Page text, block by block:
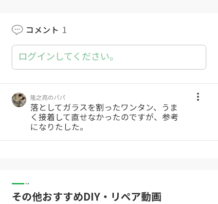
コメント 1
ログインしてください。
隆之亮のパパ
落としてガラスを割ったワンタン、うま
く接着して直せなかったのですが、参考
になりたした。
その他おすすめDIY・リペア動画